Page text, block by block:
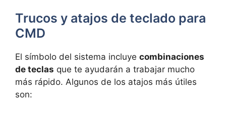
Trucos y atajos de teclado para
CMD
El símbolo del sistema incluye combinaciones
de teclas que te ayudarán a trabajar mucho
más rápido. Algunos de los atajos más útiles
son: